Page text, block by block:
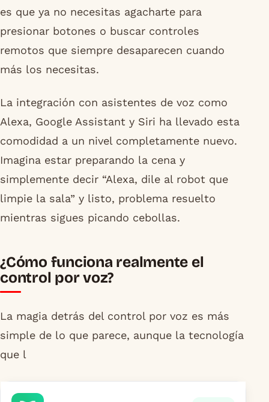
es que ya no necesitas agacharte para
presionar botones o buscar controles
remotos que siempre desaparecen cuando
más los necesitas.
La integración con asistentes de voz como
Alexa, Google Assistant y Siri ha llevado esta
comodidad a un nivel completamente nuevo.
Imagina estar preparando la cena y
simplemente decir “Alexa, dile al robot que
limpie la sala” y listo, problema resuelto
mientras sigues picando cebollas.
¿Cómo funciona realmente el
control por voz?
La magia detrás del control por voz es más
simple de lo que parece, aunque la tecnología
que l